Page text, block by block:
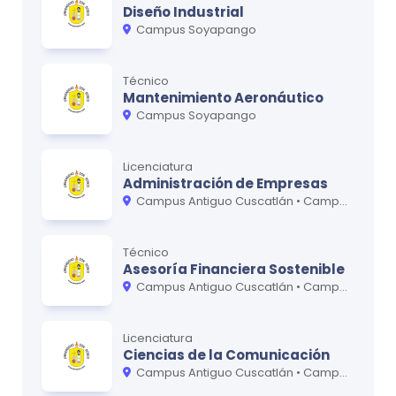
Evaluación inclusiva de habilidades
lingüísticas
habilidades lingüísticas
MATERIA
CRÉDITOS
Diseño de cursos para formación continua
Investigación en la adquisición de lenguas
extranjeras
Redacción académica
*Para obtener la versión más actualizada, recomendamos
Diseño Industrial
Campus Soyapango
Técnico
Mantenimiento Aeronáutico
Campus Soyapango
Licenciatura
Administración de Empresas
Campus Antiguo Cuscatlán • Campus Soyapango • UDB Virtual
Técnico
Asesoría Financiera Sostenible
Campus Antiguo Cuscatlán • Campus Soyapango
Licenciatura
Ciencias de la Comunicación
Campus Antiguo Cuscatlán • Campus Soyapango • UDB Virtual